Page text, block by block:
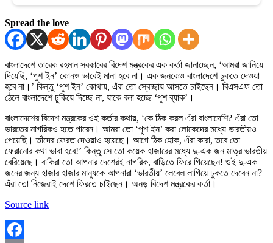
Spread the love
বাংলাদেশে তারেক রহমান সরকারের বিদেশ মন্ত্রকের এক কর্তা জানাচ্ছেন, ‘আমরা জানিয়ে
দিয়েছি, ‘পুশ ইন’ কোনও ভাবেই মানা হবে না। এক জনকেও বাংলাদেশে ঢুকতে দেওয়া
হবে না।’ কিন্তু ‘পুশ ইন’ কোথায়, এঁরা তো স্বেচ্ছায় আসতে চাইছেন। বিএসএফ তো
ঠেলে বাংলাদেশে ঢুকিয়ে দিচ্ছে না, যাকে বলা হচ্ছে ‘পুশ ব্যাক’।
বাংলাদেশের বিদেশ মন্ত্রকের ওই কর্তার কথায়, ‘কে ঠিক করল এঁরা বাংলাদেশি? এঁরা তো
ভারতের নাগরিকও হতে পারেন। আমরা তো ‘পুশ ইন’ করা লোকেদের মধ্যে ভারতীয়ও
পেয়েছি। তাঁদের ফেরত দেওয়াও হয়েছে। আগে ঠিক হোক, এঁরা কারা, তবে তো
ফেরানোর কথা ভাবা হবে!’ কিন্তু সে তো কয়েক হাজারের মধ্যে দু-এক জন মাত্র ভারতীয়
বেরিয়েছে। বাকিরা তো আপনার দেশেরই নাগরিক, বাড়িতে ফিরে গিয়েছেন! ওই দু-এক
জনের জন্য হাজার হাজার মানুষকে আপনারা ‘ভারতীয়’ লেবেল লাগিয়ে ঢুকতে দেবেন না?
এঁরা তো নিজেরাই দেশে ফিরতে চাইছেন। অনড় বিদেশ মন্ত্রকের কর্তা।
Source link